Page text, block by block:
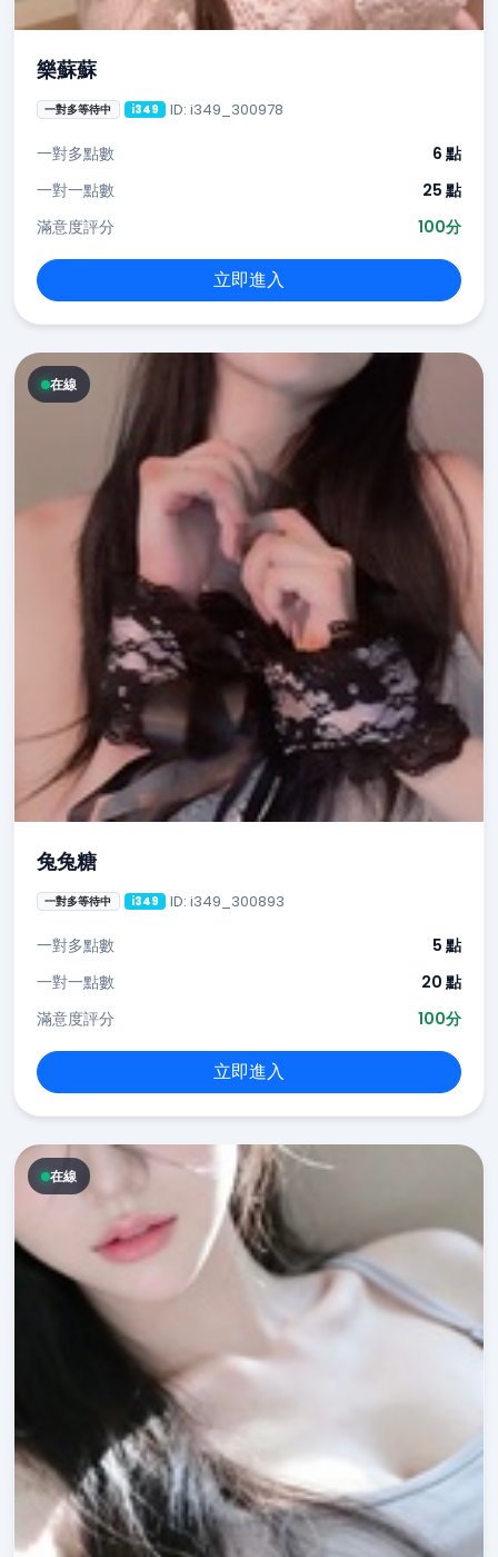
樂蘇蘇
一對多等待中 i349 ID: i349_300978
一對多點數
6 點
一對一點數
25 點
滿意度評分
100分
立即進入
在線
兔兔糖
一對多等待中 i349 ID: i349_300893
一對多點數
5 點
一對一點數
20 點
滿意度評分
100分
立即進入
在線